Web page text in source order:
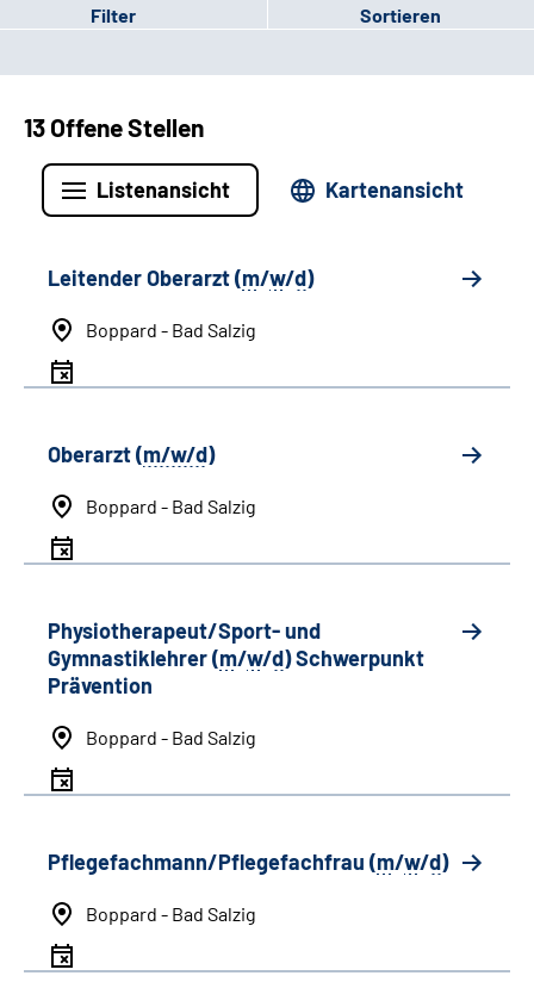
Filter Sortieren
13 Offene Stellen
Listenansicht Kartenansicht
Leitender Oberarzt (m/w/d)
Boppard - Bad Salzig
Oberarzt (m/w/d)
Boppard - Bad Salzig
Physiotherapeut/Sport- und
Gymnastiklehrer (m/w/d) Schwerpunkt
Prävention
Boppard - Bad Salzig
Pflegefachmann/Pflegefachfrau (m/w/d)
Boppard - Bad Salzig